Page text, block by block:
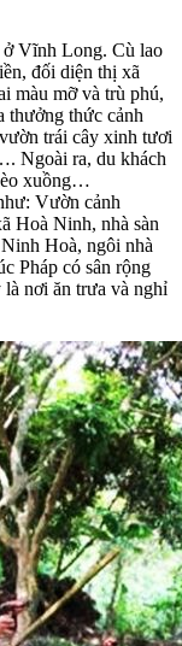
ở Vĩnh Long. Cù lao
đối diện thị xã
màu mỡ và trù phú,
thưởng thức cảnh
trái cây xinh tươi
Ngoài ra, du khách
xuồng…
Vườn cảnh
Hoà Ninh, nhà sàn
Hoà, ngôi nhà
Pháp có sân rộng
nơi ăn trưa và nghỉ